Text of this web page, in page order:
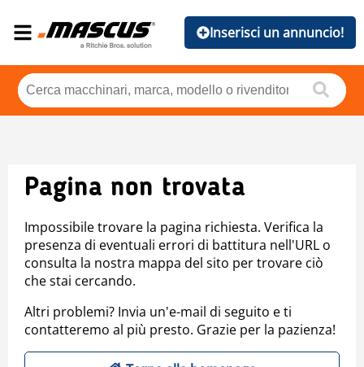
Inserisci un annuncio!
Pagina non trovata
Impossibile trovare la pagina richiesta. Verifica la
presenza di eventuali errori di battitura nell'URL o
consulta la nostra mappa del sito per trovare ciò
che stai cercando.
Altri problemi? Invia un'e-mail di seguito e ti
contatteremo al più presto. Grazie per la pazienza!